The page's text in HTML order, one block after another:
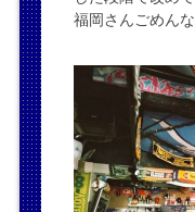
福岡さんごめんな